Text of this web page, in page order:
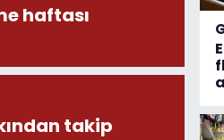
haftası
takip